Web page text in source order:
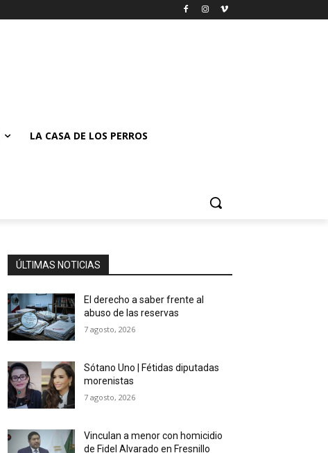
LA CASA DE LOS PERROS
ÚLTIMAS NOTICIAS
El derecho a saber frente al
abuso de las reservas
7 agosto, 2026
Sótano Uno | Fétidas diputadas
morenistas
7 agosto, 2026
Vinculan a menor con homicidio
de Fidel Alvarado en Fresnillo